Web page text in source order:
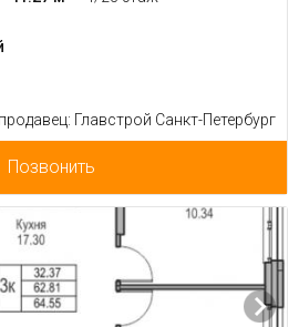
продавец: Главстрой Санкт-Петербург
Позвонить